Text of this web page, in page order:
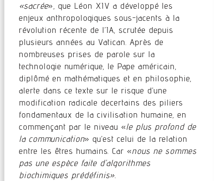
«sacrée», que Léon XIV a développé les
enjeux anthropologiques sous-jacents à la
révolution récente de l’IA, scrutée depuis
plusieurs années au Vatican. Après de
nombreuses prises de parole sur la
technologie numérique, le Pape américain,
diplômé en mathématiques et en philosophie,
alerte dans ce texte sur le risque d’une
modification radicale decertains des piliers
fondamentaux de la civilisation humaine, en
commençant par le niveau «le plus profond de
la communication» qu’est celui de la relation
entre les êtres humains. Car «nous ne sommes
pas une espèce faite d’algorithmes
biochimiques prédéfinis».